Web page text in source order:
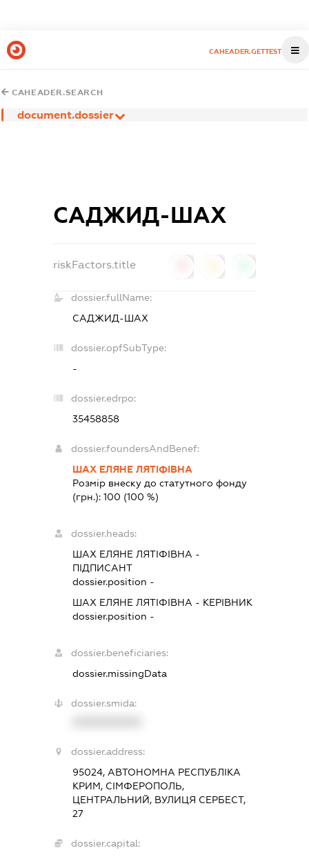
CAHEADER.GETTEST
CAHEADER.SEARCH
document.dossier
САДЖИД-ШАХ
riskFactors.title
dossier.fullName:
САДЖИД-ШАХ
dossier.opfSubType:
-
dossier.edrpo:
35458858
dossier.foundersAndBenef:
ШАХ ЕЛЯНЕ ЛЯТІФІВНА
Розмір внеску до статутного фонду
(грн.): 100 (100 %)
dossier.heads:
ШАХ ЕЛЯНЕ ЛЯТІФІВНА -
ПІДПИСАНТ
dossier.position -
ШАХ ЕЛЯНЕ ЛЯТІФІВНА - КЕРІВНИК
dossier.position -
dossier.beneficiaries:
dossier.missingData
dossier.smida:
dossier.address:
95024, АВТОНОМНА РЕСПУБЛІКА
КРИМ, СІМФЕРОПОЛЬ,
ЦЕНТРАЛЬНИЙ, ВУЛИЦЯ СЕРБЕСТ,
27
dossier.capital: